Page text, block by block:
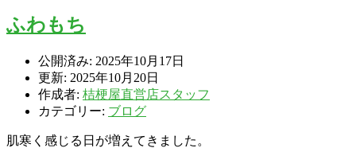
ふわもち
公開済み: 2025年10月17日
更新: 2025年10月20日
作成者: 桔梗屋直営店スタッフ
カテゴリー: ブログ
肌寒く感じる日が増えてきました。